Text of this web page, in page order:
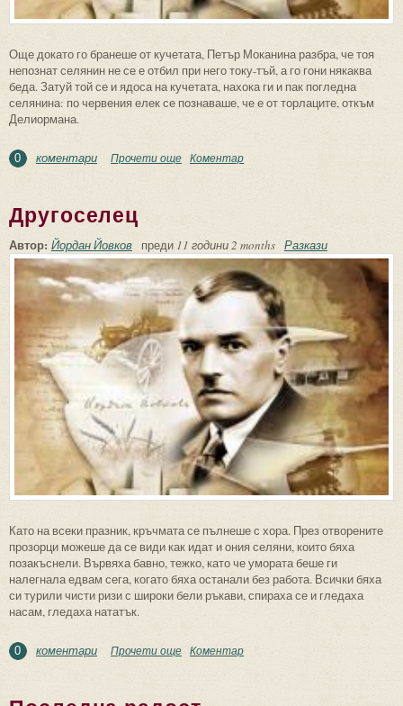
Още докато го бранеше от кучетата, Петър Моканина разбра, че тоя
непознат селянин не се е отбил при него току-тъй, а го гони някаква
беда. Затуй той се и ядоса на кучетата, нахока ги и пак погледна
селянина: по червения елек се познаваше, че е от торлаците, откъм
Делиормана.
0 коментари Прочети още about По жицата
Коментар
Другоселец
Автор: Йордан Йовков преди 11 години 2 months Разкази
Като на всеки празник, кръчмата се пълнеше с хора. През отворените
прозорци можеше да се види как идат и ония селяни, които бяха
позакъснели. Вървяха бавно, тежко, като че умората беше ги
налегнала едвам сега, когато бяха останали без работа. Всички бяха
си турили чисти ризи с широки бели ръкави, спираха се и гледаха
насам, гледаха нататък.
0 коментари Прочети още about Другоселец
Коментар